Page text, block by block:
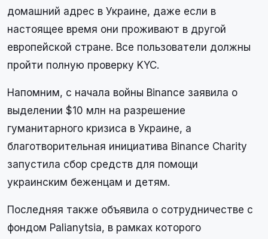
домашний адрес в Украине, даже если в
настоящее время они проживают в другой
европейской стране. Все пользователи должны
пройти полную проверку KYC.
Напомним, с начала войны Binance заявила о
выделении $10 млн на разрешение
гуманитарного кризиса в Украине, а
благотворительная инициатива Binance Charity
запустила сбор средств для помощи
украинским беженцам и детям.
Последняя также объявила о сотрудничестве с
фондом Palianytsia, в рамках которого